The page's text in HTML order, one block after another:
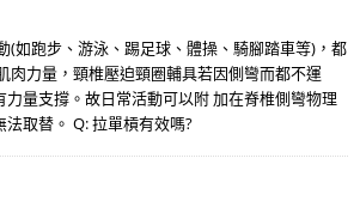
(如跑步、游泳、踢足球、體操、騎腳踏車等)，都
肉力量，頸椎壓迫頸圈輔具若因側彎而都不運
量支撐。故日常活動可以附 加在脊椎側彎物理
取替。 Q: 拉單槓有效嗎?